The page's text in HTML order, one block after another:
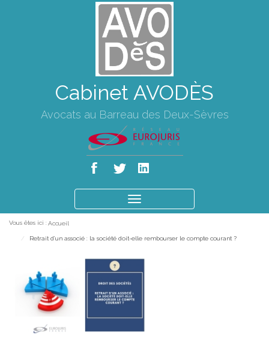
Cabinet AVODÈS
Avocats au Barreau des Deux-Sèvres
le
Vous êtes ici : Accueil
Retrait d’un associé : la société doit-elle rembourser le compte courant ?